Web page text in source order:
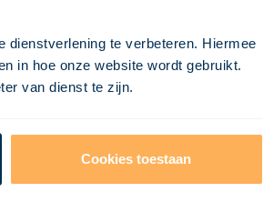
dienstverlening te verbeteren. Hiermee
in hoe onze website wordt gebruikt.
van dienst te zijn.
Cookies toestaan
Geen ruimte
interpretatie
Op de bouwplaats is tijd letterlijk geld en telt
een aannemer tijdens de uitvoering zelf
invullen omdat de tekening niet duidelijk is,
altijd faalkosten. Dat gedoe voorkomen we
Onze ervaren tekenaars leveren technisch
functioneert als een waterdichte
woorden of vage schema's, maar heldere,
werktekeningen waarmee direct efficiënt